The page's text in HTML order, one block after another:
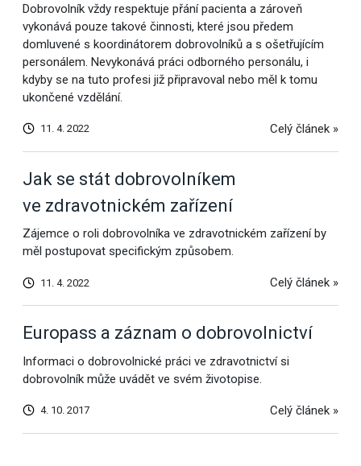
Dobrovolník vždy respektuje přání pacienta a zároveň
vykonává pouze takové činnosti, které jsou předem
domluvené s koordinátorem dobrovolníků a s ošetřujícím
personálem. Nevykonává práci odborného personálu, i
kdyby se na tuto profesi již připravoval nebo měl k tomu
ukončené vzdělání.
11. 4. 2022 Celý článek »
Jak se stát dobrovolníkem
ve zdravotnickém zařízení
Zájemce o roli dobrovolníka ve zdravotnickém zařízení by
měl postupovat specifickým způsobem.
11. 4. 2022 Celý článek »
Europass a záznam o dobrovolnictví
Informaci o dobrovolnické práci ve zdravotnictví si
dobrovolník může uvádět ve svém životopise.
4. 10. 2017 Celý článek »